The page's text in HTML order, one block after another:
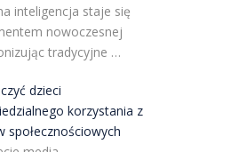
inteligencja staje się
nowoczesnej
tradycyjne …
dzieci
korzystania z
społecznościowych